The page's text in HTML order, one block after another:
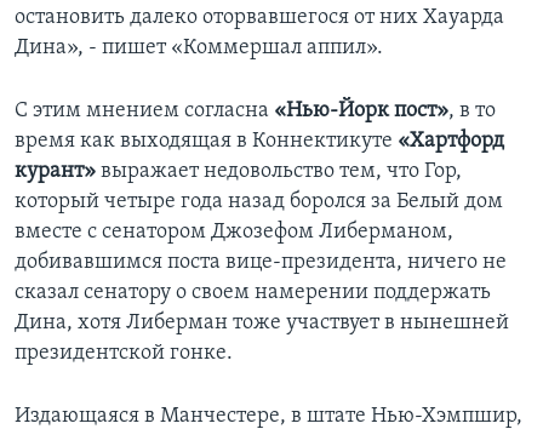
остановить далеко оторвавшегося от них Хауарда
Дина», - пишет «Коммершал аппил».
C этим мнением согласна «Нью-Йорк пост», в то
время как выходящая в Коннектикуте «Хартфорд
курант» выражает недовольство тем, что Гор,
который четыре года назад боролся за Белый дом
вместе с сенатором Джозефом Либерманом,
добивавшимся поста вице-президента, ничего не
сказал сенатору о своем намерении поддержать
Дина, хотя Либерман тоже участвует в нынешней
президентской гонке.
Издающaяся в Манчестере, в штате Нью-Хэмпшир,